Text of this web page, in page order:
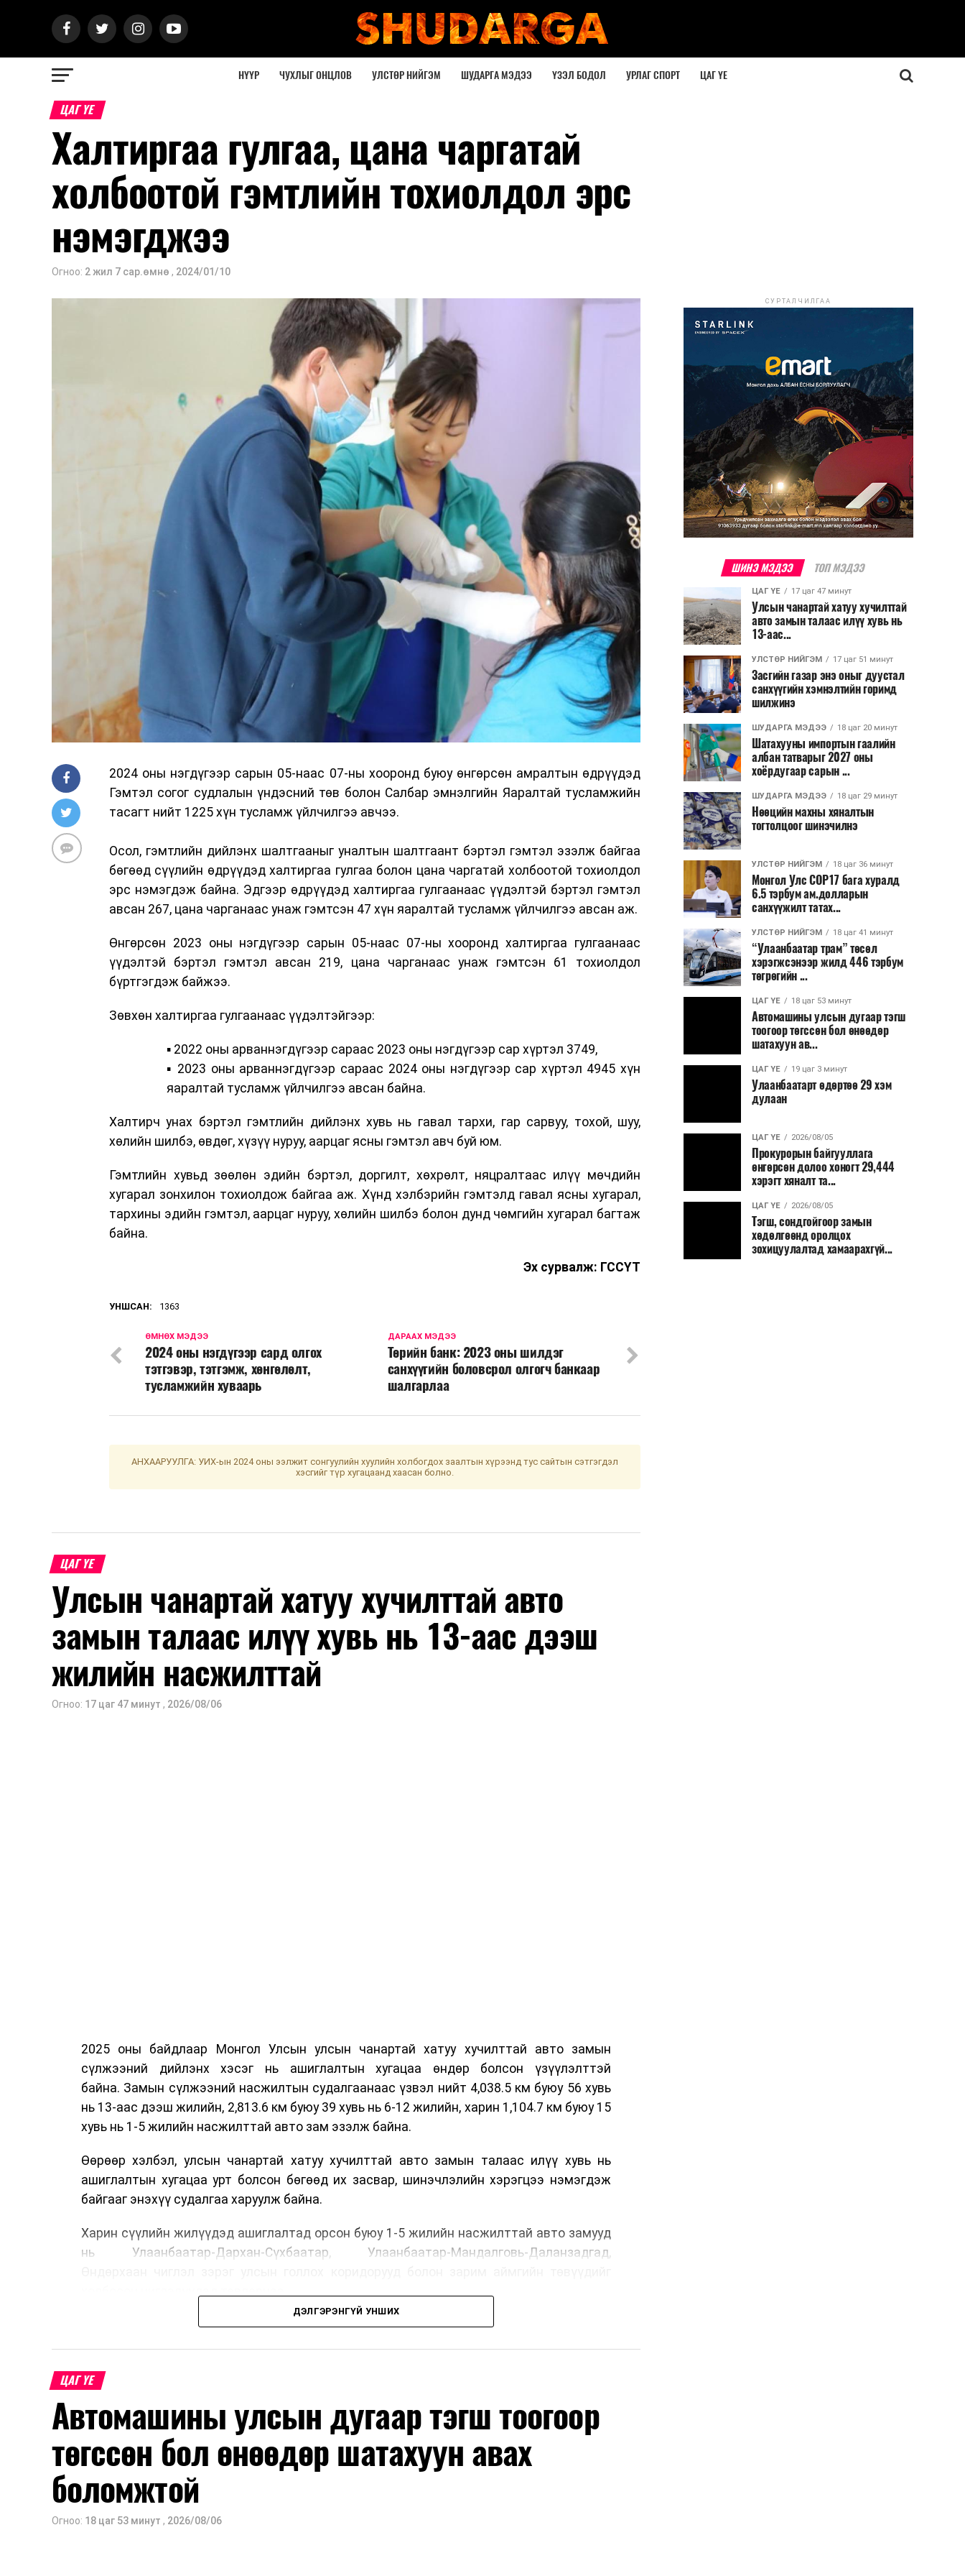
НҮҮР ЧУХЛЫГ ОНЦЛОВ УЛСТӨР НИЙГЭМ ШУДАРГА МЭДЭЭ ҮЗЭЛ БОДОЛ УРЛАГ СПОРТ ЦАГ ҮЕ
ЦАГ ҮЕ
Халтиргаа гулгаа, цана чаргатай
холбоотой гэмтлийн тохиолдол эрс
нэмэгджээ
Огноо: 2 жил 7 сар.өмнө , 2024/01/10
2024 оны нэгдүгээр сарын 05-наас 07-ны хооронд буюу өнгөрсөн амралтын өдрүүдэд
Гэмтэл согог судлалын үндэсний төв болон Салбар эмнэлгийн Яаралтай тусламжийн
тасагт нийт 1225 хүн тусламж үйлчилгээ авчээ.
Осол, гэмтлийн дийлэнх шалтгааныг уналтын шалтгаант бэртэл гэмтэл эзэлж байгаа
бөгөөд сүүлийн өдрүүдэд халтиргаа гулгаа болон цана чаргатай холбоотой тохиолдол
эрс нэмэгдэж байна. Эдгээр өдрүүдэд халтиргаа гулгаанаас үүдэлтэй бэртэл гэмтэл
авсан 267, цана чарганаас унаж гэмтсэн 47 хүн яаралтай тусламж үйлчилгээ авсан аж.
Өнгөрсөн 2023 оны нэгдүгээр сарын 05-наас 07-ны хооронд халтиргаа гулгаанаас
үүдэлтэй бэртэл гэмтэл авсан 219, цана чарганаас унаж гэмтсэн 61 тохиолдол
бүртгэгдэж байжээ.
Зөвхөн халтиргаа гулгаанаас үүдэлтэйгээр:
▪️ 2022 оны арваннэгдүгээр сараас 2023 оны нэгдүгээр сар хүртэл 3749,
▪️ 2023 оны арваннэгдүгээр сараас 2024 оны нэгдүгээр сар хүртэл 4945 хүн
яаралтай тусламж үйлчилгээ авсан байна.
Халтирч унах бэртэл гэмтлийн дийлэнх хувь нь гавал тархи, гар сарвуу, тохой, шуу,
хөлийн шилбэ, өвдөг, хүзүү нуруу, аарцаг ясны гэмтэл авч буй юм.
Гэмтлийн хувьд зөөлөн эдийн бэртэл, доргилт, хөхрөлт, няцралтаас илүү мөчдийн
хугарал зонхилон тохиолдож байгаа аж. Хүнд хэлбэрийн гэмтэлд гавал ясны хугарал,
тархины эдийн гэмтэл, аарцаг нуруу, хөлийн шилбэ болон дунд чөмгийн хугарал багтаж
байна.
Эх сурвалж: ГССҮТ
УНШСАН: 1363
ДАРААХ МЭДЭЭ
Төрийн банк: 2023 оны шилдэг
санхүүгийн боловсрол олгогч банкаар
шалгарлаа
ӨМНӨХ МЭДЭЭ
2024 оны нэгдүгээр сард олгох
тэтгэвэр, тэтгэмж, хөнгөлөлт,
тусламжийн хуваарь
АНХААРУУЛГА: УИХ-ын 2024 оны ээлжит сонгуулийн хуулийн холбогдох заалтын хүрээнд тус сайтын сэтгэгдэл
хэсгийг түр хугацаанд хаасан болно.
ЦАГ ҮЕ
Улсын чанартай хатуу хучилттай авто
замын талаас илүү хувь нь 13-аас дээш
жилийн насжилттай
Огноо: 17 цаг 47 минут , 2026/08/06
2025 оны байдлаар Монгол Улсын улсын чанартай хатуу хучилттай авто замын
сүлжээний дийлэнх хэсэг нь ашиглалтын хугацаа өндөр болсон үзүүлэлттэй
байна. Замын сүлжээний насжилтын судалгаанаас үзвэл нийт 4,038.5 км буюу 56 хувь
нь 13-аас дээш жилийн, 2,813.6 км буюу 39 хувь нь 6-12 жилийн, харин 1,104.7 км буюу 15
хувь нь 1-5 жилийн насжилттай авто зам эзэлж байна.
Өөрөөр хэлбэл, улсын чанартай хатуу хучилттай авто замын талаас илүү хувь нь
ашиглалтын хугацаа урт болсон бөгөөд их засвар, шинэчлэлийн хэрэгцээ нэмэгдэж
байгааг энэхүү судалгаа харуулж байна.
Харин сүүлийн жилүүдэд ашиглалтад орсон буюу 1-5 жилийн насжилттай авто замууд
нь Улаанбаатар-Дархан-Сүхбаатар, Улаанбаатар-Мандалговь-Даланзадгад,
Авто замын насжилтыг тогтмол үнэлж, их засвар, ээлжит засвар арчлалтын ажлыг
төлөвлөхөд чухал ач холбогдолтойг албаныхан хэлж байна
ДЭЛГЭРЭНГҮЙ УНШИХ
ЦАГ ҮЕ
Автомашины улсын дугаар тэгш тоогоор
төгссөн бол өнөөдөр шатахуун авах
боломжтой
Огноо: 18 цаг 53 минут , 2026/08/06
СУРТАЛЧИЛГАА
ШИНЭ МЭДЭЭ ТОП МЭДЭЭ
ЦАГ ҮЕ 17 цаг 47 минут
Улсын чанартай хатуу хучилттай
авто замын талаас илүү хувь нь
13-аас...
УЛСТӨР НИЙГЭМ 17 цаг 51 минут
Засгийн газар энэ оныг дуустал
санхүүгийн хэмнэлтийн горимд
шилжинэ
ШУДАРГА МЭДЭЭ 18 цаг 20 минут
Шатахууны импортын гаалийн
албан татварыг 2027 оны
хоёрдугаар сарын ...
ШУДАРГА МЭДЭЭ 18 цаг 29 минут
Нөөцийн махны хяналтын
тогтолцоог шинэчилнэ
УЛСТӨР НИЙГЭМ 18 цаг 36 минут
Монгол Улс COP17 бага хуралд
6.5 тэрбум ам.долларын
санхүүжилт татах...
УЛСТӨР НИЙГЭМ 18 цаг 41 минут
“Улаанбаатар трам” төсөл
хэрэгжсэнээр жилд 446 тэрбум
төгрөгийн ...
ЦАГ ҮЕ 18 цаг 53 минут
Автомашины улсын дугаар тэгш
тоогоор төгссөн бол өнөөдөр
шатахуун ав...
ЦАГ ҮЕ 19 цаг 3 минут
Улаанбаатарт өдөртөө 29 хэм
дулаан
ЦАГ ҮЕ 2026/08/05
Прокурорын байгууллага
өнгөрсөн долоо хоногт 29,444
хэрэгт хяналт та...
ЦАГ ҮЕ 2026/08/05
Тэгш, сондгойгоор замын
хөдөлгөөнд оролцох
зохицуулалтад хамаарахгүй...